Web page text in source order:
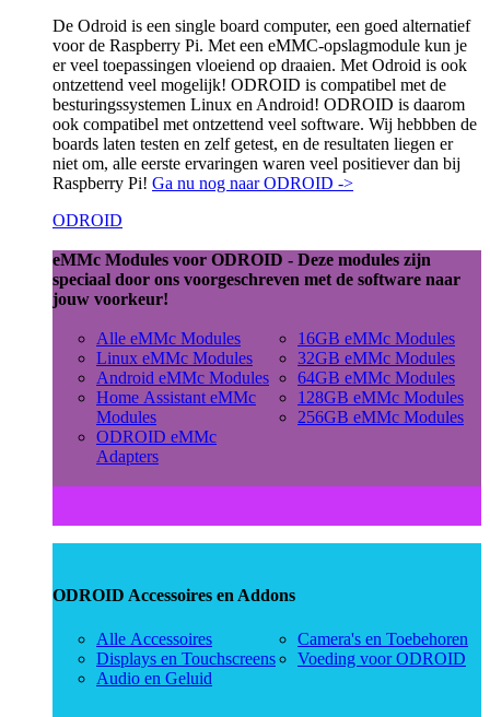
De Odroid is een single board computer, een goed alternatief
voor de Raspberry Pi. Met een eMMC-opslagmodule kun je
er veel toepassingen vloeiend op draaien. Met Odroid is ook
ontzettend veel mogelijk! ODROID is compatibel met de
besturingssystemen Linux en Android! ODROID is daarom
ook compatibel met ontzettend veel software. Wij hebbben de
boards laten testen en zelf getest, en de resultaten liegen er
niet om, alle eerste ervaringen waren veel positiever dan bij
Raspberry Pi! Ga nu nog naar ODROID ->
ODROID
eMMc Modules voor ODROID - Deze modules zijn
speciaal door ons voorgeschreven met de software naar
jouw voorkeur!
Alle eMMc Modules
Linux eMMc Modules
Android eMMc Modules
Home Assistant eMMc
Modules
ODROID eMMc
Adapters
16GB eMMc Modules
32GB eMMc Modules
64GB eMMc Modules
128GB eMMc Modules
256GB eMMc Modules
ODROID Accessoires en Addons
Alle Accessoires
Displays en Touchscreens
Audio en Geluid
Camera's en Toebehoren
Voeding voor ODROID